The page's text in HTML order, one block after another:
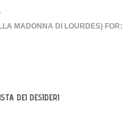
MADONNA DI LOURDES) FOR:
DEI DESIDERI